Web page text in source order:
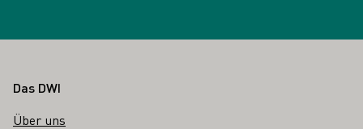
Fußbereich
Das DWI
Über uns